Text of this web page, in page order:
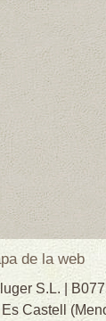
de la web
S.L. |
Castell